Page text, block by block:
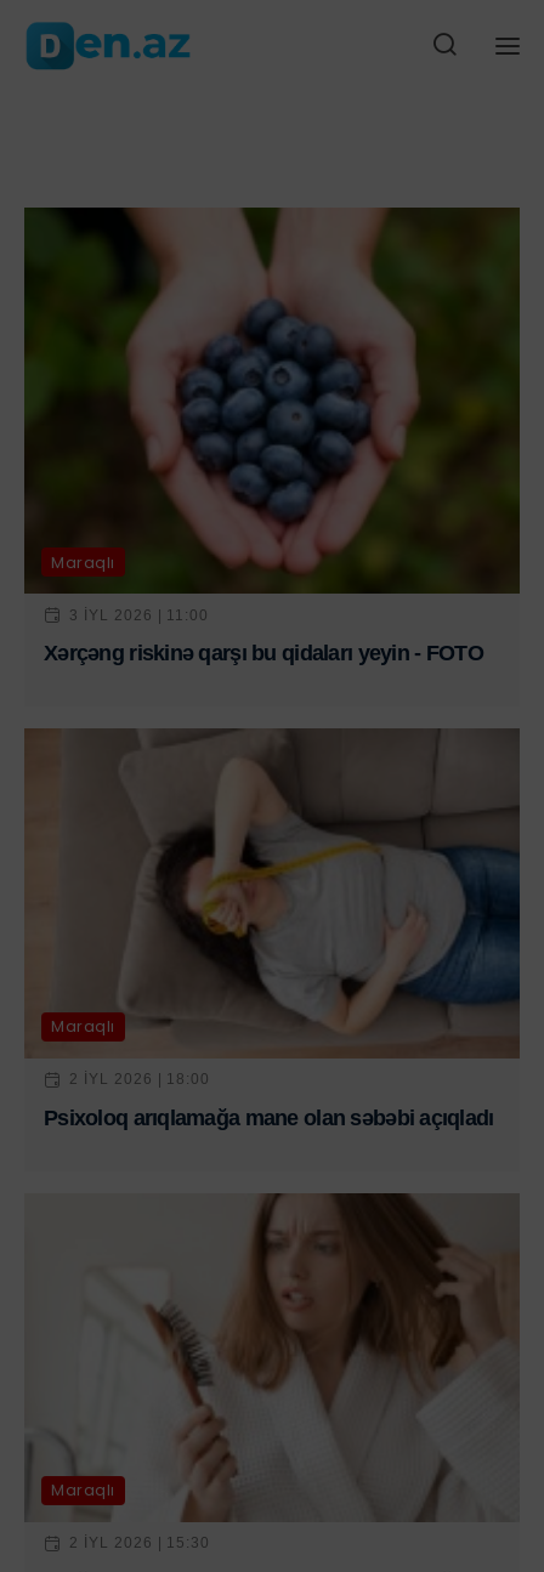
Maraqlı
3 IYL 2026 | 11:00
Xərçəng riskinə qarşı bu qidaları yeyin - FOTO
Maraqlı
2 IYL 2026 | 18:00
Psixoloq arıqlamağa mane olan səbəbi açıqladı
Maraqlı
2 IYL 2026 | 15:30